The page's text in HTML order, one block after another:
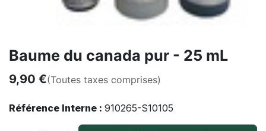
Baume du canada pur - 25 mL
9,90 €(Toutes taxes comprises)
Référence Interne : 910265-S10105